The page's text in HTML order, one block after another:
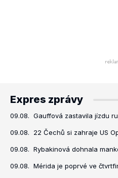
Expres zprávy
09.08. Gauffová zastavila jízdu
09.08. 22 Čechů si zahraje US
09.08. Rybakinová dohnala
09.08. Mérida je poprvé ve